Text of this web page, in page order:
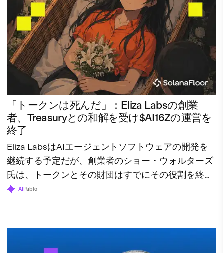
「トークンは死んだ」：Eliza Labsの創業
者、Treasuryとの和解を受け$AI16Zの運営を
終了
Eliza LabsはAIエージェントソフトウェアの開発を
継続する予定だが、創業者のショー・ウォルターズ
氏は、トークンとその財団はすでにその役割を終え
たと述べている。
AIPablo